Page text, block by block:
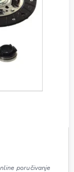
poručivanje